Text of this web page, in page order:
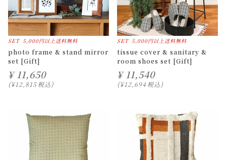
SET 5,000円以上送料無料
photo frame & stand mirror
set [Gift]
¥ 11,650
¥12,815税込
SET 5,000円以上送料無料
tissue cover & sanitary &
room shoes set [Gift]
¥ 11,540
¥12,694 税込